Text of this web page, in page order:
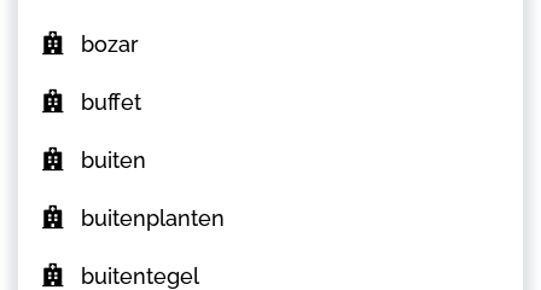
bozar
buffet
buiten
buitenplanten
buitentegel